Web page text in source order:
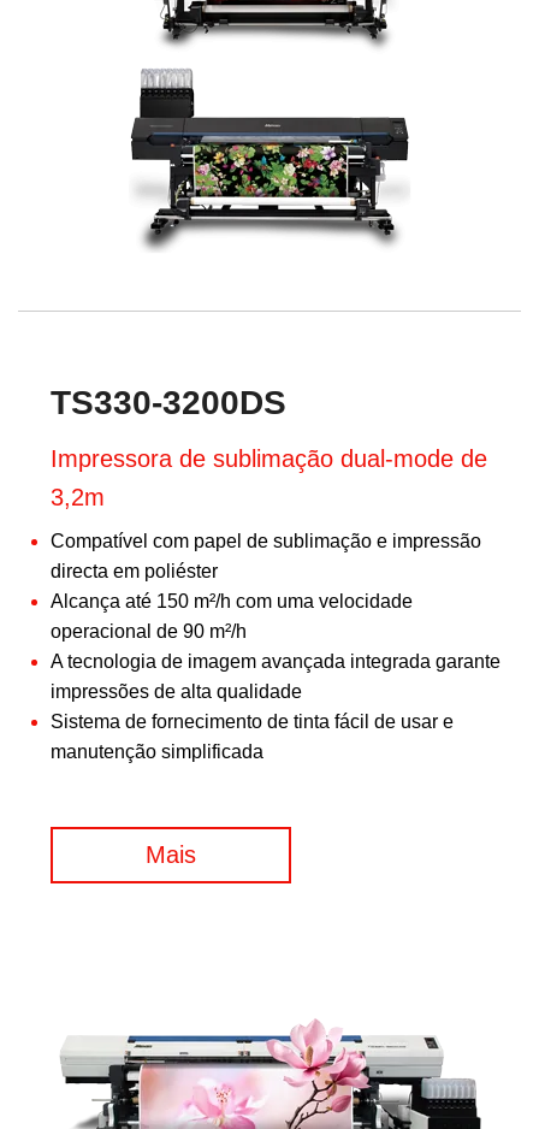
TS330-3200DS
Impressora de sublimação dual-mode de
3,2m
Compatível com papel de sublimação e impressão
directa em poliéster
Alcança até 150 m²/h com uma velocidade
operacional de 90 m²/h
A tecnologia de imagem avançada integrada garante
impressões de alta qualidade
Sistema de fornecimento de tinta fácil de usar e
manutenção simplificada
Mais